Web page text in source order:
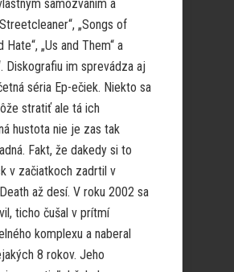
samozvaním a
„Songs of
Hate“, „Us and Them“ a
Diskografiu im sprevádza aj
séria Ep-ečiek. Niekto sa
stratiť ale tá ich
hustota nie je zas tak
Fakt, že dakedy si to
v začiatkoch zadrtil v
až desí. V roku 2002 sa
ticho čušal v prítmí
komplexu a naberal
8 rokov. Jeho